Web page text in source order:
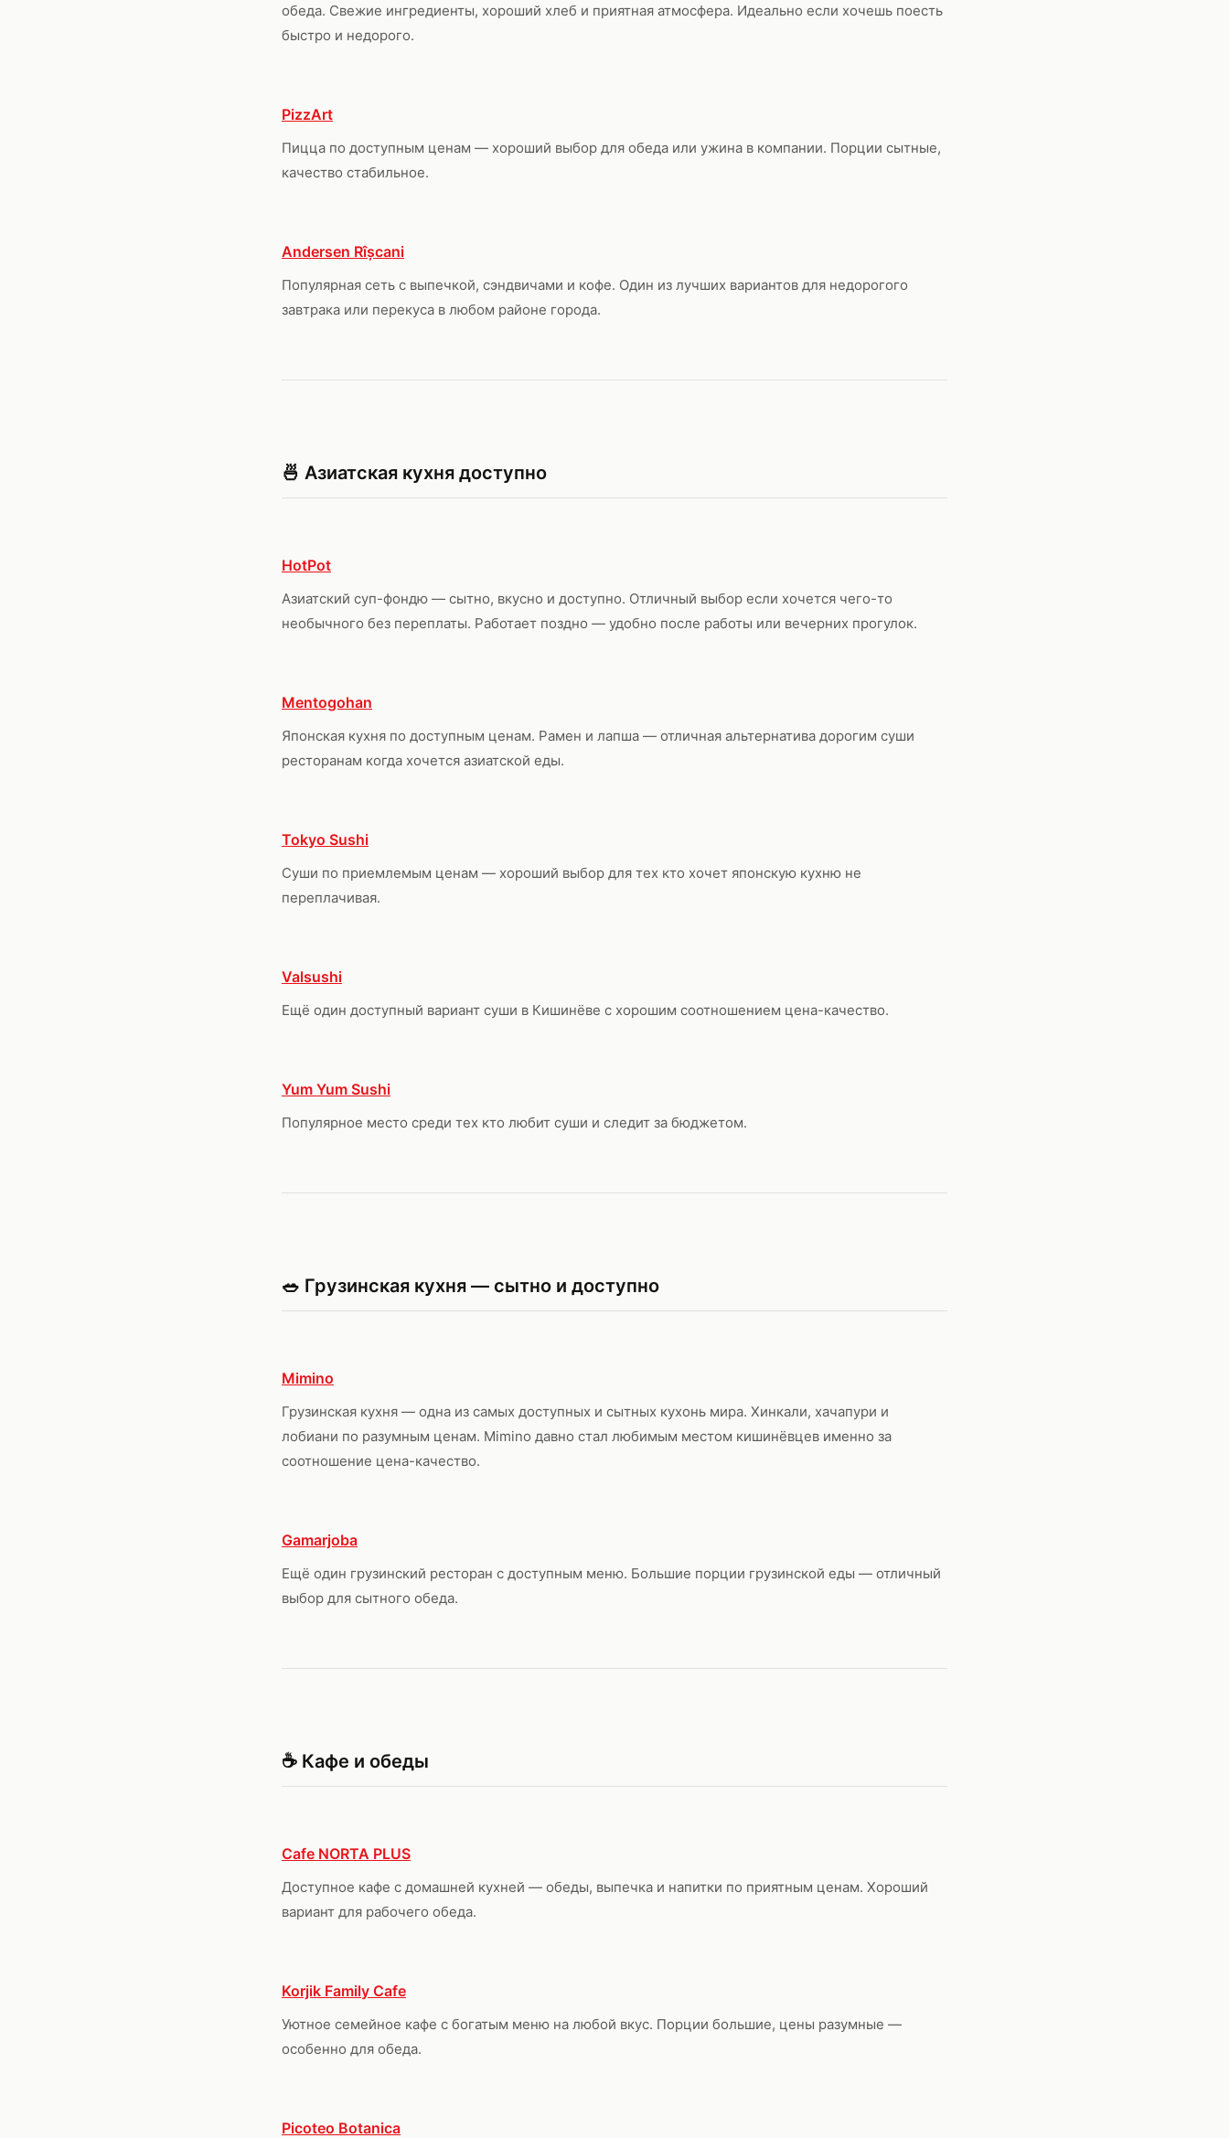
обеда. Свежие ингредиенты, хороший хлеб и приятная атмосфера. Идеально если хочешь поесть
быстро и недорого.
PizzArt
Пицца по доступным ценам — хороший выбор для обеда или ужина в компании. Порции сытные,
качество стабильное.
Andersen Rîșcani
Популярная сеть с выпечкой, сэндвичами и кофе. Один из лучших вариантов для недорогого
завтрака или перекуса в любом районе города.
🍜 Азиатская кухня доступно
HotPot
Азиатский суп-фондю — сытно, вкусно и доступно. Отличный выбор если хочется чего-то
необычного без переплаты. Работает поздно — удобно после работы или вечерних прогулок.
Mentogohan
Японская кухня по доступным ценам. Рамен и лапша — отличная альтернатива дорогим суши
ресторанам когда хочется азиатской еды.
Tokyo Sushi
Суши по приемлемым ценам — хороший выбор для тех кто хочет японскую кухню не
переплачивая.
Valsushi
Ещё один доступный вариант суши в Кишинёве с хорошим соотношением цена-качество.
Yum Yum Sushi
Популярное место среди тех кто любит суши и следит за бюджетом.
🥗 Грузинская кухня — сытно и доступно
Mimino
Грузинская кухня — одна из самых доступных и сытных кухонь мира. Хинкали, хачапури и
лобиани по разумным ценам. Mimino давно стал любимым местом кишинёвцев именно за
соотношение цена-качество.
Gamarjoba
Ещё один грузинский ресторан с доступным меню. Большие порции грузинской еды — отличный
выбор для сытного обеда.
☕ Кафе и обеды
Cafe NORTA PLUS
Доступное кафе с домашней кухней — обеды, выпечка и напитки по приятным ценам. Хороший
вариант для рабочего обеда.
Korjik Family Cafe
Уютное семейное кафе с богатым меню на любой вкус. Порции большие, цены разумные —
особенно для обеда.
Picoteo Botanica